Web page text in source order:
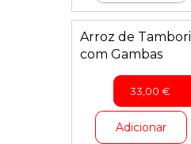
Arroz de Tamboril
com Gambas
33,00 €
Adicionar